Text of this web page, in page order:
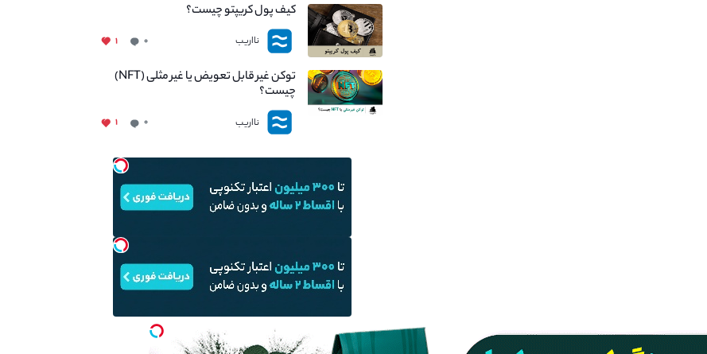
کیف پول کریپتو چیست؟
نااریب ۰ ۱
توکن غیر قابل تعویض یا غیر مثلی (NFT)
چیست؟
نااریب ۰ ۱